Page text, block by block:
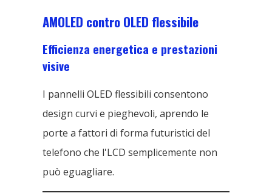
AMOLED contro OLED flessibile
Efficienza energetica e prestazioni
visive
I pannelli OLED flessibili consentono
design curvi e pieghevoli, aprendo le
porte a fattori di forma futuristici del
telefono che l'LCD semplicemente non
può eguagliare.